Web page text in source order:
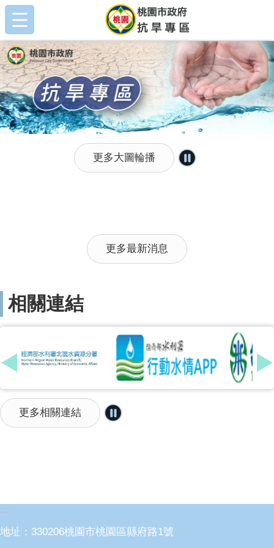
跳到主要內容區塊
:::
:::
更多大圖輪播
更多最新消息
相關連結
更多相關連結
:::
地址：330206桃園市桃園區縣府路1號